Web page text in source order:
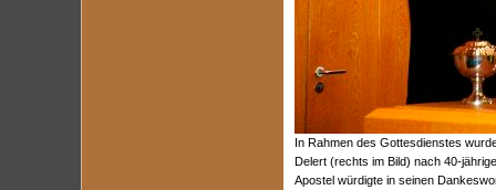
In Rahmen des Gottesdienstes
Delert (rechts im Bild) nach 40-
Apostel würdigte in seinen